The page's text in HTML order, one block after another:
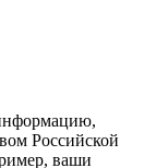
Российской
ваши